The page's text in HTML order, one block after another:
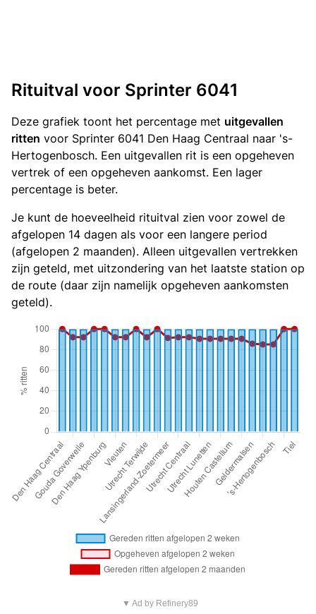
Rituitval voor Sprinter 6041
Deze grafiek toont het percentage met uitgevallen
ritten voor Sprinter 6041 Den Haag Centraal naar 's-
Hertogenbosch. Een uitgevallen rit is een opgeheven
vertrek of een opgeheven aankomst. Een lager
percentage is beter.
Je kunt de hoeveelheid rituitval zien voor zowel de
afgelopen 14 dagen als voor een langere period
(afgelopen 2 maanden). Alleen uitgevallen vertrekken
zijn geteld, met uitzondering van het laatste station op
de route (daar zijn namelijk opgeheven aankomsten
geteld).
▼ Ad by Refinery89